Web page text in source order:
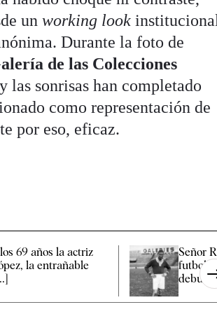
unworking look
Durante la foto de
de las Colecciones
las sonrisas han completado
como representación de
por eso, eficaz.
69 años la actriz
la entrañable
Señor
debutó